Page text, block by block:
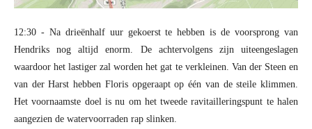
12:30 - Na drieënhalf uur gekoerst te hebben is de voorsprong van
Hendriks nog altijd enorm. De achtervolgens zijn uiteengeslagen
waardoor het lastiger zal worden het gat te verkleinen. Van der Steen en
van der Harst hebben Floris opgeraapt op één van de steile klimmen.
Het voornaamste doel is nu om het tweede ravitailleringspunt te halen
aangezien de watervoorraden rap slinken.